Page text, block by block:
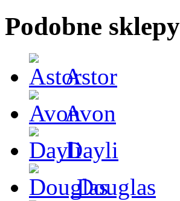
Podobne sklepy
Astor
Avon
Dayli
Douglas